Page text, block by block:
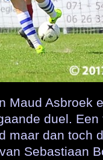
Maud Asbroek
duel.
maar dan toch
Sebastiaan